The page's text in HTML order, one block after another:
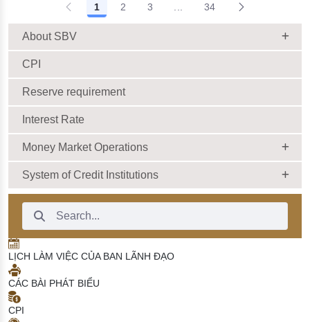
lãnh cho người không cư trú
18/06/2026 | 15:57:00
định về chế độ báo cáo định
kỳ NHNN Việt Nam
1 2 3 Intermediate Pages Use
34
About SBV
CPI
Reserve requirement
Interest Rate
Money Market Operations
System of Credit Institutions
Search Bar
LỊCH LÀM VIỆC CỦA BAN LÃNH ĐẠO
CÁC BÀI PHÁT BIỂU
CPI